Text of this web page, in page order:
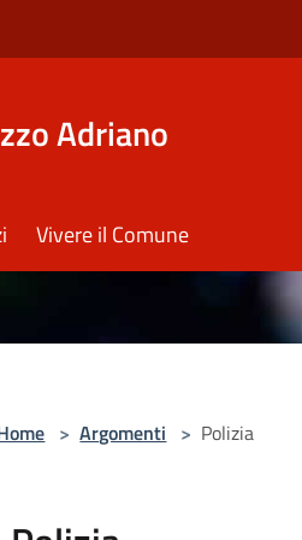
Adriano
Vivere il Comune
> Argomenti > Polizia